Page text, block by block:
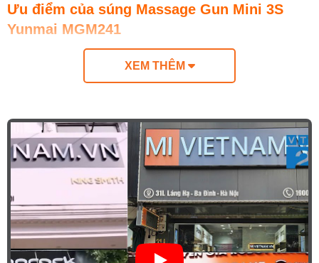
Ưu điểm của súng Massage Gun Mini 3S
Yunmai MGM241
Thiết kế nhỏ gọn, tiện lợi và dễ sử dụng
Trải nghiệm massage chuyên sâu nhờ công
Vận hành êm ái, tạo không gian thư giãn yên
tĩnh
Thời gian sử dụng bền bỉ với pin dung lượng
Đáp ứng linh hoạt mọi nhu cầu massage
Thiết kế nhỏ gọn, tiện lợi và dễ sử dụng
XEM THÊM